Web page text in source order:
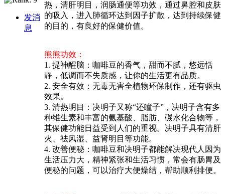
发消
息
热，清肝明目，润肠通便等功效，通过鼻腔和皮肤
的吸入，进入肺循环达到因子扩散，达到持续保健
的目的，有良好的保健价值。
熊熊功效：
1. 提神醒脑：咖啡豆的香气，甜而不腻，悠远恬
静，低调而不失质感，让你的生活更有品质。
2. 安全有效：无毒无害全植物环保制作，还有驱虫
效果。
3. 清热明目：决明子又称“还瞳子”，决明子含有多
种维生素和丰富的氨基酸、脂肪、碳水化合物等，
其保健功能日益受到人们的重视。决明子具有清肝
火、祛风湿、益肾明目等功能。
4. 改善便秘：咖啡豆和决明子都能解决现代人因为
生活压力大，精神紧张和生活习惯，常会有肠胃及
便秘的问题，可以治疗大便燥结，帮助顺利排便。